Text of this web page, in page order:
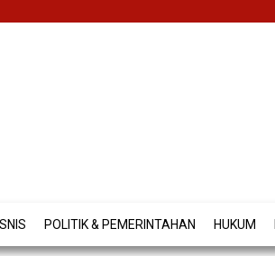
POLITIK & PEMERINTAHAN HUKUM